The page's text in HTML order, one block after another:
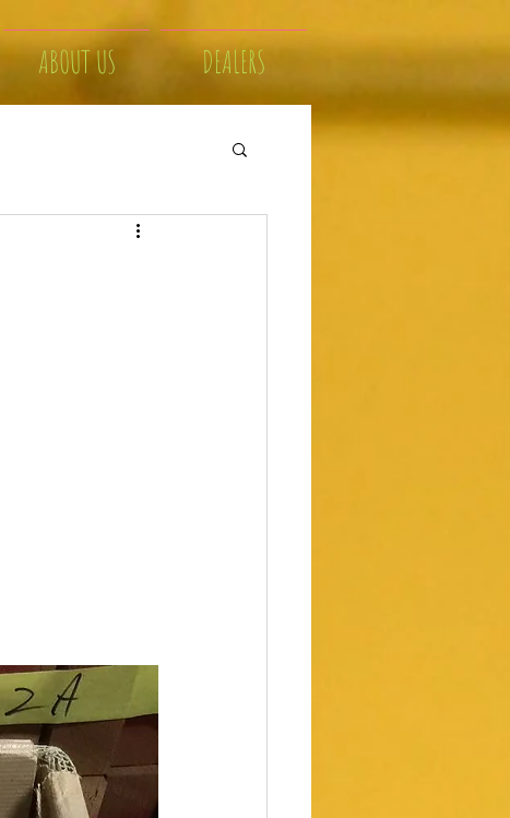
ABOUT US DEALERS